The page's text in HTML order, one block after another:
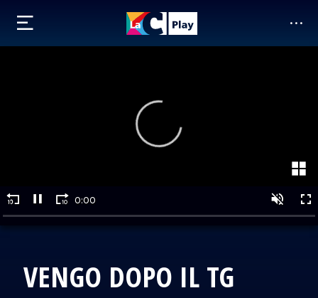
VENGO DOPO IL TG